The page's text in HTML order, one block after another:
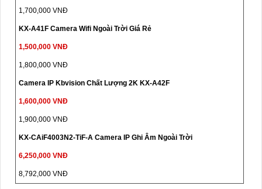
1,700,000 VNĐ
KX-A41F Camera Wifi Ngoài Trời Giá Rẻ
1,500,000 VNĐ
1,800,000 VNĐ
Camera IP Kbvision Chất Lượng 2K KX-A42F
1,600,000 VNĐ
1,900,000 VNĐ
KX-CAiF4003N2-TiF-A Camera IP Ghi Âm Ngoài Trời
6,250,000 VNĐ
8,792,000 VNĐ